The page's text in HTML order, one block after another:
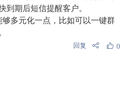
到期后短信提醒客户。
多元化一点，比如可以一键群
回复 0